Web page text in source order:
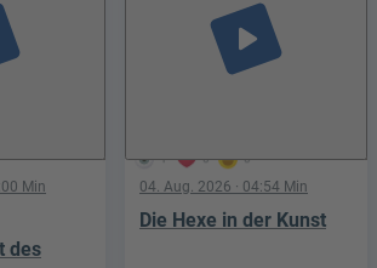
Min
des
1 0 0
play_arrow
04. Aug. 2026 · 04:54 Min
Die Hexe in der Kunst